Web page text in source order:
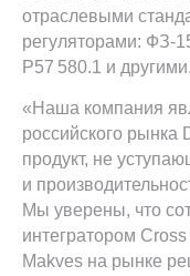
отраслевыми
регуляторами: ФЗ-
Р57 580.1 и другими.
«Наша компания
российского рынка
продукт, не
и
Мы уверены, что
интегратором
Makves на рынке